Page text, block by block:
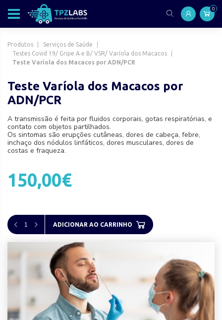
0
Produtos
Serviços de Saúde
Testes Covid 19/ Gripe A e B/ VSR/ Varíola dos Macacos
Teste Varíola dos Macacos por ADN/PCR
Teste Varíola dos Macacos por
ADN/PCR
A transmissão é feita por fluidos corporais, gotas respiratórias, e
contato com objetos partilhados.
Os sintomas são erupções cutâneas, dores de cabeça, febre,
inchaço dos nódulos linfáticos, dores musculares, dores de
costas e fraqueza.
150,00€
1 ADICIONAR AO CARRINHO